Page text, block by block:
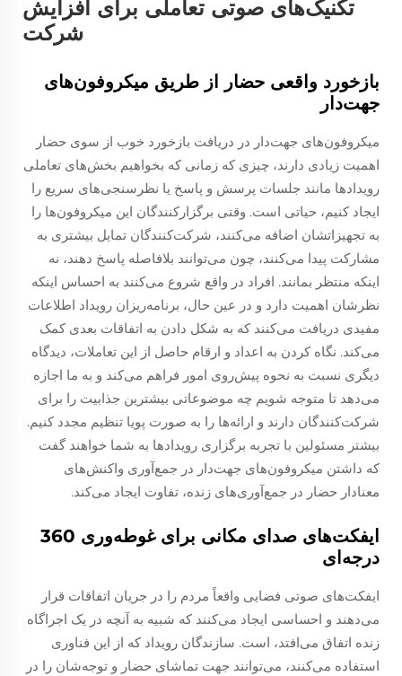
تکنیک‌های صوتی تعاملی برای افزایش
شرکت
بازخورد واقعی حضار از طریق میکروفون‌های
جهت‌دار
میکروفون‌های جهت‌دار در دریافت بازخورد خوب از سوی حضار
اهمیت زیادی دارند، چیزی که زمانی که بخواهیم بخش‌های تعاملی
رویدادها مانند جلسات پرسش و پاسخ یا نظرسنجی‌های سریع را
ایجاد کنیم، حیاتی است. وقتی برگزارکنندگان این میکروفون‌ها را
به تجهیزاتشان اضافه می‌کنند، شرکت‌کنندگان تمایل بیشتری به
مشارکت پیدا می‌کنند، چون می‌توانند بلافاصله پاسخ دهند، نه
اینکه منتظر بمانند. افراد در واقع شروع می‌کنند به احساس اینکه
نظرشان اهمیت دارد و در عین حال، برنامه‌ریزان رویداد اطلاعات
مفیدی دریافت می‌کنند که به شکل دادن به اتفاقات بعدی کمک
می‌کند. نگاه کردن به اعداد و ارقام حاصل از این تعاملات، دیدگاه
دیگری نسبت به نحوه پیش‌روی امور فراهم می‌کند و به ما اجازه
می‌دهد تا متوجه شویم چه موضوعاتی بیشترین جذابیت را برای
شرکت‌کنندگان دارند و ارائه‌ها را به صورت پویا تنظیم مجدد کنیم.
بیشتر مسئولین با تجربه برگزاری رویدادها به شما خواهند گفت
که داشتن میکروفون‌های جهت‌دار در جمع‌آوری واکنش‌های
معنادار حضار در جمع‌آوری‌های زنده، تفاوت ایجاد می‌کند.
ایفکت‌های صدای مکانی برای غوطه‌وری 360
درجه‌ای
ایفکت‌های صوتی فضایی واقعاً مردم را در جریان اتفاقات قرار
می‌دهند و احساسی ایجاد می‌کنند که شبیه به آنچه در یک اجراگاه
زنده اتفاق می‌افتد، است. سازندگان رویداد که از این فناوری
استفاده می‌کنند، می‌توانند جهت تماشای حضار و توجه‌شان را در